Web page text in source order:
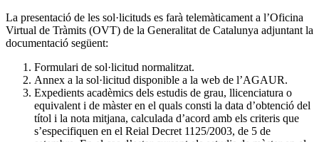
La presentació de les sol·licituds es farà telemàticament a l’Oficina
Virtual de Tràmits (OVT) de la Generalitat de Catalunya adjuntant la
documentació següent:
Formulari de sol·licitud normalitzat.
Annex a la sol·licitud disponible a la web de l’AGAUR.
Expedients acadèmics dels estudis de grau, llicenciatura o
equivalent i de màster en el quals consti la data d’obtenció del
títol i la nota mitjana, calculada d’acord amb els criteris que
s’especifiquen en el Reial Decret 1125/2003, de 5 de